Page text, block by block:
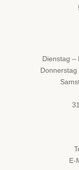
Dienstag –
E-